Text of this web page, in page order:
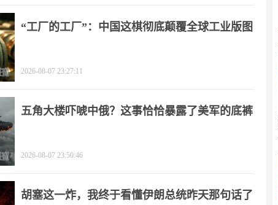
“工厂的工厂”：中国这棋彻底颠覆全球工业版图
2026-08-07 23:27:11
五角大楼吓唬中俄？这事恰恰暴露了美军的底裤
2026-08-07 23:50:46
胡塞这一炸，我终于看懂伊朗总统昨天那句话了